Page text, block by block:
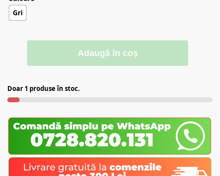
Gri
Adaugă în coș
Doar 1 produse în stoc.